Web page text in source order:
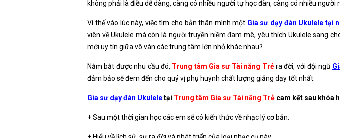
không phải là điều dễ dàng, càng có nhiều người tự học đàn, càng có nhiều
Vì thế vào lúc này, việc tìm cho bản thân mình một Gia sư dạy đàn Ukulele tại
viên về Ukulele mà còn là người truyền niềm đam mê, yêu thích Ukulele sang
mới uy tín giữa vô vàn các trung tâm lớn nhỏ khác nhau?
Nắm bắt được nhu cầu đó, Trung tâm Gia sư Tài năng Trẻra đời, với đội ngũ
đảm bảo sẽ đem đến cho quý vị phụ huynh chất lượng giảng dạy tốt nhất.
Gia sư dạy đàn Ukuleletại Trung tâm Gia sư Tài năng Trẻ cam kết sau khóa
+ Sau một thời gian học các em sẽ có kiến thức về nhạc lý cơ bản.